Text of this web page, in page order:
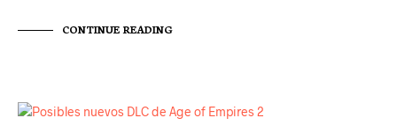
CONTINUE READING